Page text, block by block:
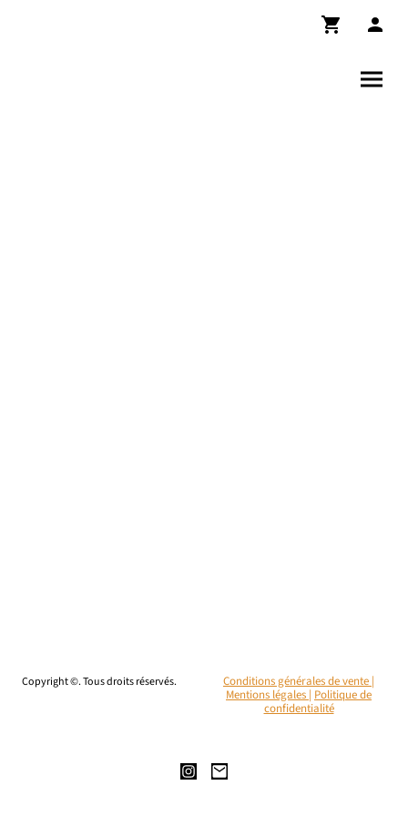
Copyright ©. Tous droits réservés.
Conditions générales de vente |
Mentions légales | Politique de
confidentialité